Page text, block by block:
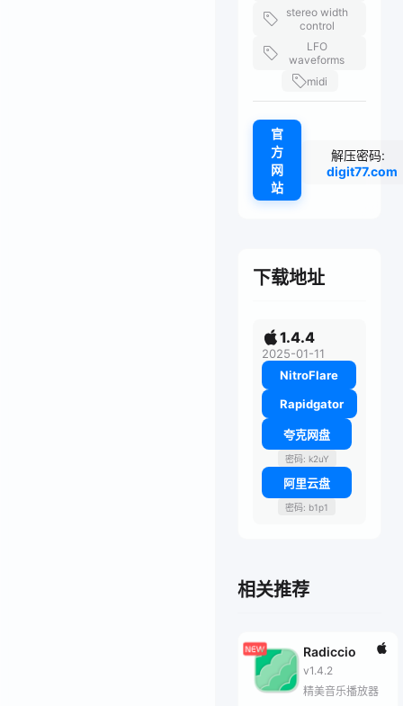
stereo width
control
LFO
waveforms
midi
官
方
网
站
解压密码:
digit77.com
下载地址
1.4.4
2025-01-11
NitroFlare
Rapidgator
夸克网盘
密码: k2uY
阿里云盘
密码: b1p1
相关推荐
Radiccio
v1.4.2
精美音乐播放器